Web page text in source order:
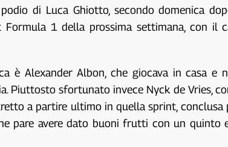
di Luca Ghiotto, secondo domenica
Formula 1 della prossima settimana, con
è Alexander Albon, che giocava in casa
Piuttosto sfortunato invece Nyck de Vries,
a partire ultimo in quella sprint,
pare avere dato buoni frutti con un